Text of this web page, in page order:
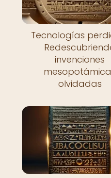
Tecnologías
invenciones
olvidadas